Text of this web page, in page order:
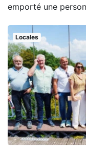
emporté une
Locales